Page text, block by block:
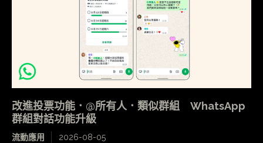
改進投票功能．@所有人．類似群組 WhatsApp
群組對話功能升級
流動應用 2026-08-05